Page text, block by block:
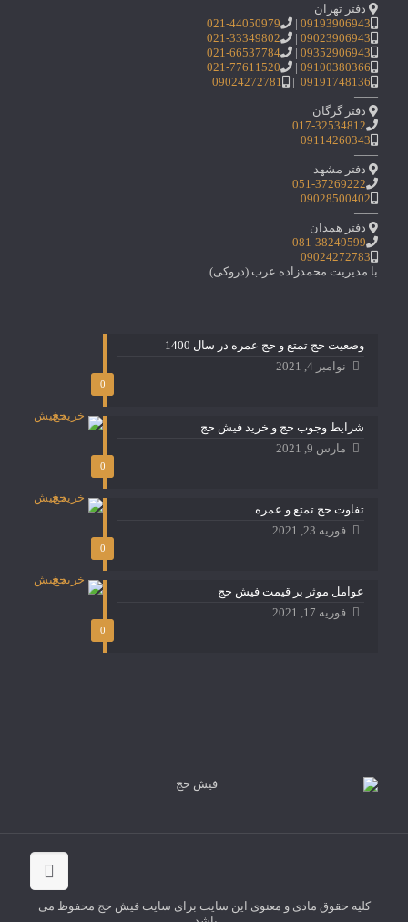
دفتر تهران
09193906943
|
021-44050979
09023906943
|
021-33349802
09352906943
|
021-66537784
09100380366
|
021-77611520
09191748136
|
09024272781
——
دفتر گرگان
017-32534812
09114260343
——
دفتر مشهد
051-37269222
09028500402
——
دفتر همدان
081-38249599
09024272783
با مدیریت محمدزاده عرب (دروکی)
0
وضعیت حج تمتع و حج عمره در سال 1400
نوامبر 4, 2021
0
شرایط وجوب حج و خرید فیش حج
مارس 9, 2021
0
تفاوت حج تمتع و عمره
فوریه 23, 2021
0
عوامل موثر بر قیمت فیش حج
فوریه 17, 2021
کلیه حقوق مادی و معنوی این سایت برای سایت فیش حج محفوظ می